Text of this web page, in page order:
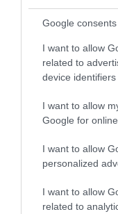
Google consents
I want to allow
related to
device identifiers
I want to allow
Google for
I want to allow
personalized
I want to allow
related to
Subcategoría
Caldos,
Supermercado
Seguimiento
05 May 2023